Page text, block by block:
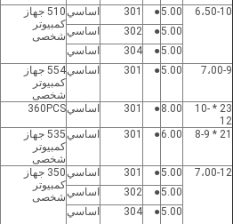
6،50-10
5.00
●
301 اساسي
510 جهاز
كمبيوتر
شخصى
5.00
●
302
اساسي
5.00
●
304
اساسي
7،00-9
5.00
●
301 اساسي
554 جهاز
كمبيوتر
شخصى
23 * 10-
12
8.00
●
301 اساسي360PCS
21 * 8-9
6.00
●
301 اساسي
535 جهاز
كمبيوتر
شخصى
7،00-12 5.00
●
301 اساسي
350 جهاز
كمبيوتر
شخصى
5.00
●
302
اساسي
5.00
●
304
اساسي